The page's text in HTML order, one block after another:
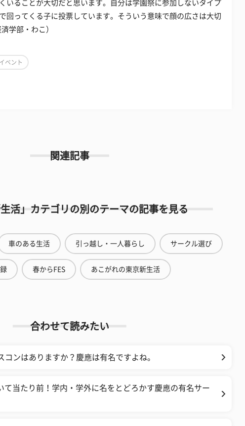
いることが大切だと思います。自分は学園祭に参加しないタイプ
回ってくる子に投票しています。そういう意味で顔の広さは大切
学部・わこ）
イベント
関連記事
生活」カテゴリの別のテーマの記事を見る
車のある生活 引っ越し・一人暮らし サークル選び
春からFES あこがれの東京新生活
合わせて読みたい
コンはありますか？慶應は有名ですよね。
て当たり前！学内・学外に名をとどろかす慶應の有名サー